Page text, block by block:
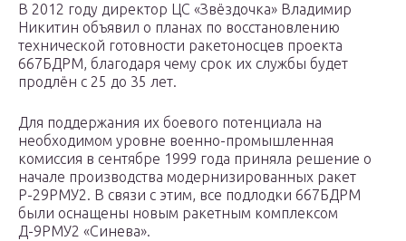
В 2012 году директор ЦС «Звёздочка» Владимир
Никитин объявил о планах по восстановлению
технической готовности ракетоносцев проекта
667БДРМ, благодаря чему срок их службы будет
продлён с 25 до 35 лет.
Для поддержания их боевого потенциала на
необходимом уровне военно-промышленная
комиссия в сентябре 1999 года приняла решение о
начале производства модернизированных ракет
Р-29РМУ2. В связи с этим, все подлодки 667БДРМ
были оснащены новым ракетным комплексом
Д-9РМУ2 «Синева».